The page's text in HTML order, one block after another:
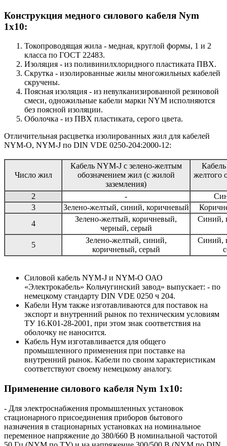
Конструкция медного силового кабеля Nym
1x10:
Токопроводящая жила - медная, круглой формы, 1 и 2
класса по ГОСТ 22483.
Изоляция - из поливинилхлоридного пластиката ПВХ.
Скрутка - изолированные жилы многожильных кабелей
скручены.
Поясная изоляция - из невулканизированной резиновой
смеси, одножильные кабели марки NYM исполняются
без поясной изоляции.
Оболочка - из ПВХ пластиката, серого цвета.
Отличительная расцветка изолированных жил для кабелей
NYM-O, NYM-J по DIN VDE 0250-204:2000-12:
Число жил
Кабель NYM-J с зелено-желтым
обозначением жил (с жилой
заземления)
желтого
2 -
3
Зелено-желтый, синий, коричневый
4
Зелено-желтый, коричневый,
черный, серый
Синий,
5
Зелено-желтый, синий,
коричневый, серый
Синий,
Силовой кабель NYM-J и NYM-O ОАО
«Электрокабель» Кольчугинский завод» выпускает: - по
немецкому стандарту DIN VDE 0250 ч 204.
Кабели Нум также изготавливаются для поставок на
экспорт и внутренний рынок по техническим условиям
ТУ 16.К01-28-2001, при этом знак соответствия на
оболочку не наносится.
Кабель Нум изготавливается для общего
промышленного применения при поставке на
внутренний рынок. Кабели по своим характеристикам
соответствуют своему немецкому аналогу.
Применение силового кабеля Nym 1x10:
- Для электроснабжения промышленных установок
стационарного присоединения приборов бытового
назначения в стационарных установках на номинальное
переменное напряжение до 380/660 В номинальной частотой